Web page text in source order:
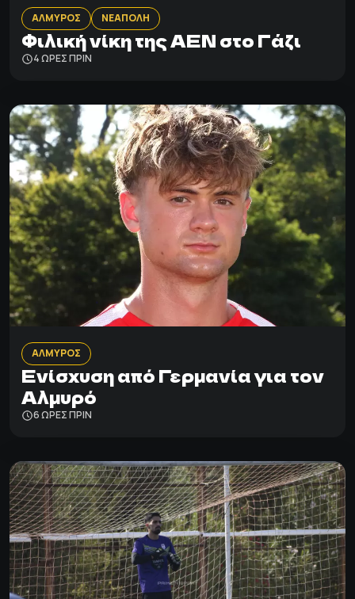
ΑΛΜΥΡΟΣ ΝΕΑΠΟΛΗ
Φιλική νίκη της ΑΕΝ στο Γάζι
4 ΩΡΕΣ ΠΡΙΝ
ΑΛΜΥΡΟΣ
Ενίσχυση από Γερμανία για τον
Αλμυρό
6 ΩΡΕΣ ΠΡΙΝ